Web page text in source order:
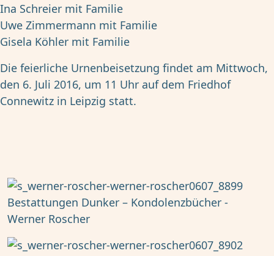
Ina Schreier mit Familie
Uwe Zimmermann mit Familie
Gisela Köhler mit Familie
Die feierliche Urnenbeisetzung findet am Mittwoch,
den 6. Juli 2016, um 11 Uhr auf dem Friedhof
Connewitz in Leipzig statt.